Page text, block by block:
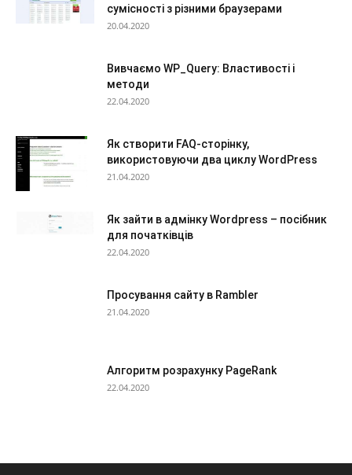
сумісності з різними браузерами
20.04.2020
Вивчаємо WP_Query: Властивості і
методи
22.04.2020
Як створити FAQ-сторінку,
використовуючи два циклу WordPress
21.04.2020
Як зайти в адмінку Wordpress – посібник
для початківців
22.04.2020
Просування сайту в Rambler
21.04.2020
Алгоритм розрахунку PageRank
22.04.2020